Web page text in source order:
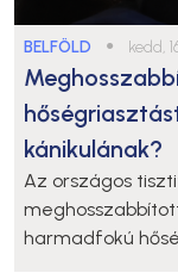
BELFÖLD ● kedd,
kánikulának?
Az országos
harmadfokú